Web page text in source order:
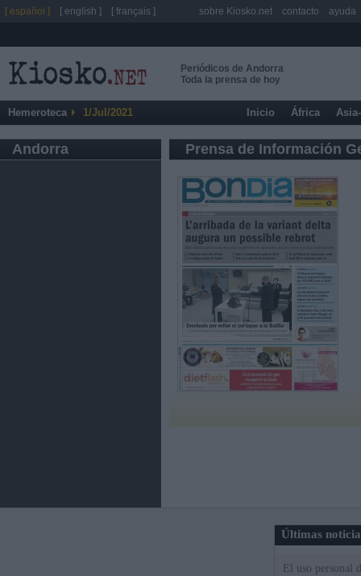
Periódicos de Andorra
Toda la prensa de hoy
Hemeroteca 1/Jul/2021 Inicio África
Andorra Prensa de Información
Últimas
El uso personal
[ español ] [ english ] [ français ] sobre Kiosko.net contacto ayuda